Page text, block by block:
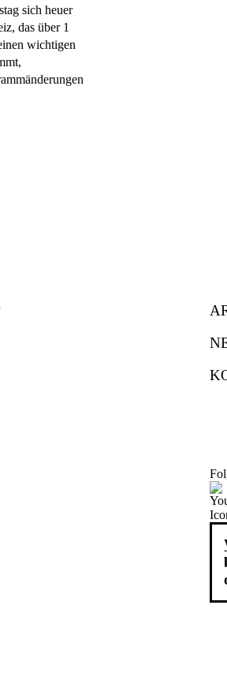
sich heuer
das über 1
wichtigen